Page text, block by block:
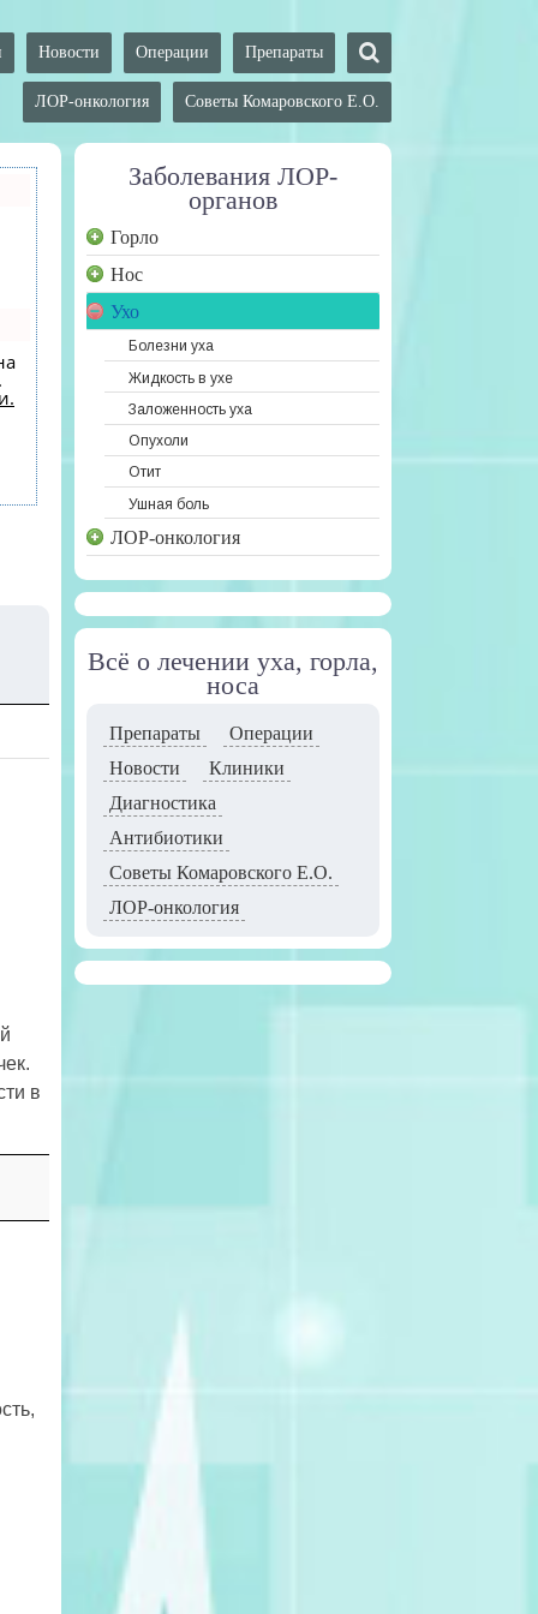
Препараты
Операции
Новости
Советы Комаровского Е.О.
ЛОР-онкология
в
Заболевания ЛОР-
органов
Горло
Нос
Ухо
Болезни уха
Жидкость в ухе
Заложенность уха
Опухоли
Отит
Ушная боль
ЛОР-онкология
Всё о лечении уха, горла,
носа
Препараты
Операции
Новости
Клиники
Диагностика
Антибиотики
Советы Комаровского Е.О.
ЛОР-онкология